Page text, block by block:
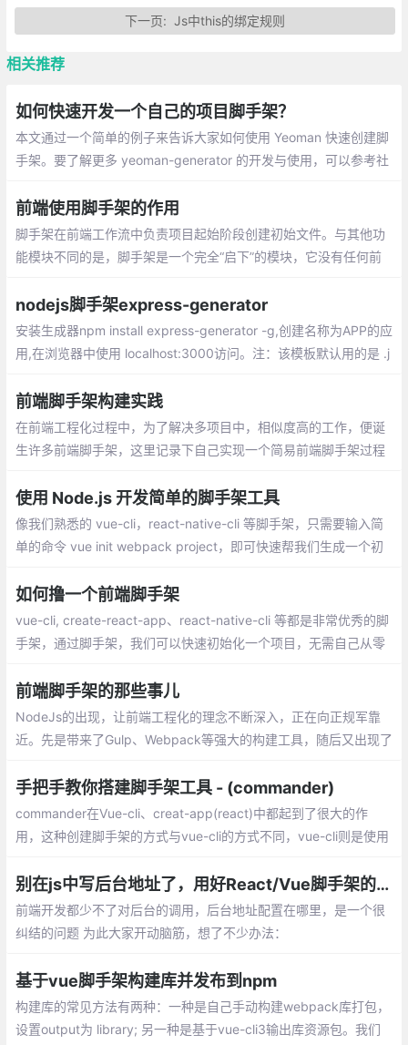
下一页: Js中this的绑定规则
相关推荐
如何快速开发一个自己的项目脚手架？
本文通过一个简单的例子来告诉大家如何使用 Yeoman 快速创建脚
手架。要了解更多 yeoman-generator 的开发与使用，可以参考社
oman-generator，也许就会有你的菜。
前端使用脚手架的作用
脚手架在前端工作流中负责项目起始阶段创建初始文件。与其他功
能模块不同的是，脚手架是一个完全“启下”的模块，它没有任何前
nodejs脚手架express-generator
安装生成器npm install express-generator -g,创建名称为APP的应
用,在浏览器中使用 localhost:3000访问。注：该模板默认用的是 .j
前端脚手架构建实践
在前端工程化过程中，为了解决多项目中，相似度高的工作，便诞
生许多前端脚手架，这里记录下自己实现一个简易前端脚手架过程
使用 Node.js 开发简单的脚手架工具
像我们熟悉的 vue-cli，react-native-cli 等脚手架，只需要输入简
单的命令 vue init webpack project，即可快速帮我们生成一个初
提高自己的工作效率。
如何撸一个前端脚手架
vue-cli, create-react-app、react-native-cli 等都是非常优秀的脚
手架，通过脚手架，我们可以快速初始化一个项目，无需自己从零
但是未必是符合我们的实际应用的
前端脚手架的那些事儿
NodeJs的出现，让前端工程化的理念不断深入，正在向正规军靠
近。先是带来了Gulp、Webpack等强大的构建工具，随后又出现了
构
手把手教你搭建脚手架工具 - (commander)
commander在Vue-cli、creat-app(react)中都起到了很大的作
用，这种创建脚手架的方式与vue-cli的方式不同，vue-cli则是使用
活，每次模板变更不需要再次上传包
别在js中写后台地址了，用好React/Vue脚手架的环境变量
前端开发都少不了对后台的调用，后台地址配置在哪里，是一个很
纠结的问题 为此大家开动脑筋，想了不少办法：
基于vue脚手架构建库并发布到npm
构建库的常见方法有两种：一种是自己手动构建webpack库打包，
设置output为 library; 另一种是基于vue-cli3输出库资源包。我们